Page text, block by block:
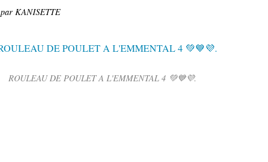
par KANISETTE
ROULEAU DE POULET A L'EMMENTAL 4 💚💙💜.